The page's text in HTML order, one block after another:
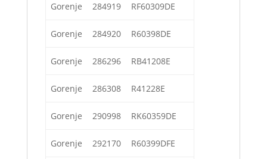
Gorenje 284919 RF60309DE
Gorenje 284920 R60398DE
Gorenje 286296 RB41208E
Gorenje 286308 R41228E
Gorenje 290998 RK60359DE
Gorenje 292170 R60399DFE